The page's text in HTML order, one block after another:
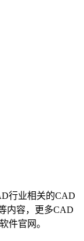
行业相关的CAD
内容，更多CAD
件官网。